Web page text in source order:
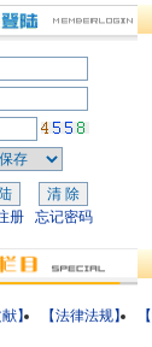
册 忘记密码
献】 【法律法规】